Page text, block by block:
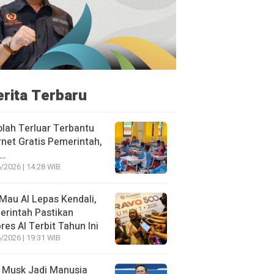
Terbaru
Terluar Terbantu
Gratis Pemerintah,
| 14:28 WIB
AI Lepas Kendali,
Pastikan
AI Terbit Tahun Ini
| 19:31 WIB
Jadi Manusia